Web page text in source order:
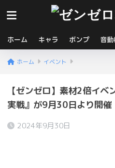
ホーム キャラ ボンプ 音
ホーム イベント
【ゼンゼロ】素材2倍イベ
実戦』が9月30日より開催
2024年9月30日